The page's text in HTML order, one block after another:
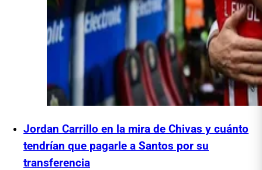
Jordan Carrillo en la mira de Chivas y cuánto
tendrían que pagarle a Santos por su
transferencia